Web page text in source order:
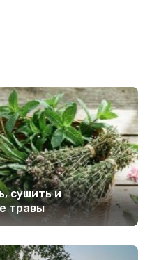
сушить и
травы